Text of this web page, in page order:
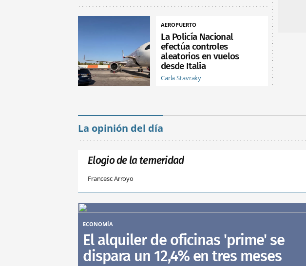
AEROPUERTO
La Policía Nacional
efectúa controles
aleatorios en vuelos
desde Italia
Carla Stavraky
La opinión del día
Elogio de la temeridad
Francesc Arroyo
ECONOMÍA
El alquiler de oficinas 'prime' se
dispara un 12,4% en tres meses